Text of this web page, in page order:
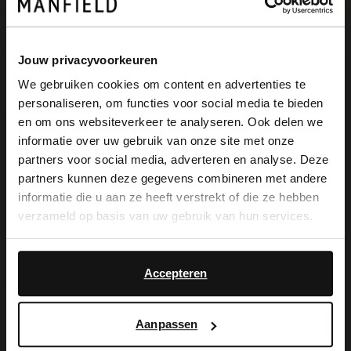
Jouw privacyvoorkeuren
We gebruiken cookies om content en advertenties te
personaliseren, om functies voor social media te bieden
en om ons websiteverkeer te analyseren. Ook delen we
informatie over uw gebruik van onze site met onze
partners voor social media, adverteren en analyse. Deze
partners kunnen deze gegevens combineren met andere
informatie die u aan ze heeft verstrekt of die ze hebben
verzameld op basis van uw gebruik van hun services.
Accepteren
Aanpassen
Omschrijving
Khaki nubuck sneakers van het merk No
Stress. Deze sneakers vormen de ideale
toevoeging aan jouw sneakers collectie!
Het groene nubuck materiaal aan de
buitenkant in combinatie met het cognac
detail op de hiel en het cognac stiksel op
de zool geven deze sneakers een rustiek
karakter. De binnenkant van de sneakers
×
View this website in English?
It looks like your language isn't Dutch. Would
you like to switch to English?
English